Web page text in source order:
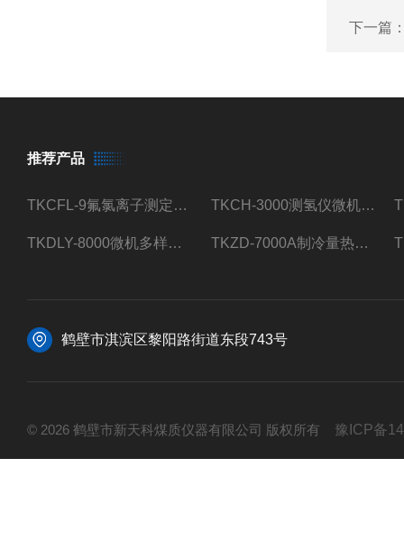
下一篇
推荐产品
TKCFL-9氟氯离子测定仪自动煤质检测 TKCH-3000测氢仪微机氢元素测定煤质检测
TKDLY-8000微机多样测硫仪自动定硫仪化验室硫含量测定 TKZD-7000A制冷量热仪自动升降热值仪煤质检测
鹤壁市淇滨区黎阳路街道东段743号
© 2026 鹤壁市新天科煤质仪器有限公司 版权所有 豫ICP备